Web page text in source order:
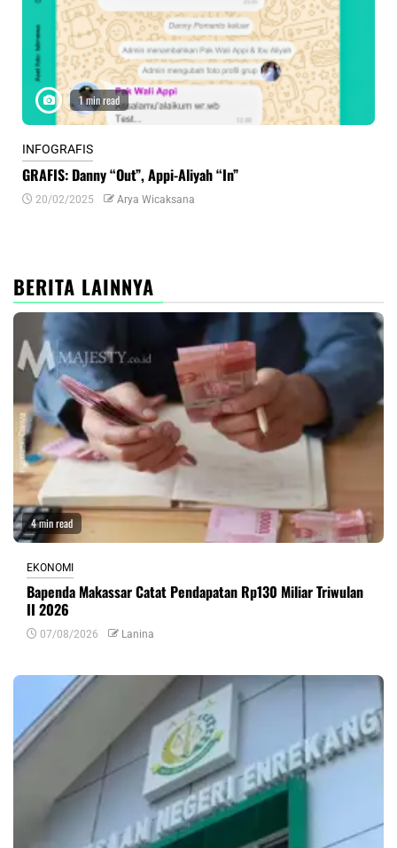
1 min read
INFOGRAFIS
GRAFIS: Danny “Out”, Appi-Aliyah “In”
20/02/2025 Arya Wicaksana
BERITA LAINNYA
4 min read
EKONOMI
Bapenda Makassar Catat Pendapatan Rp130 Miliar Triwulan
II 2026
07/08/2026 Lanina